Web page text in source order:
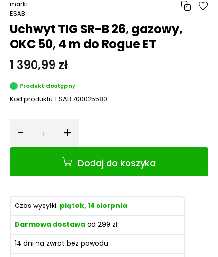
Uchwyt TIG SR-B 26, gazowy,
OKC 50, 4 m do Rogue ET
1 390,99 zł
Produkt dostępny
Kod produktu: ESAB.700025580
- Ilość +
Dodaj do koszyka
Czas wysyłki: piątek, 14 sierpnia
Darmowa dostawa od 299 zł
14 dni na zwrot bez powodu